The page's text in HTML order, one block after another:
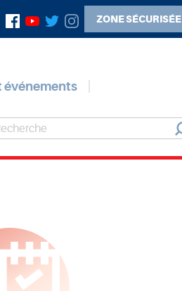
ZONE SÉCURISÉE
événements